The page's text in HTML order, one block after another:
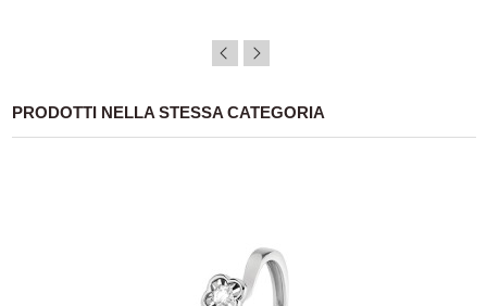
PRODOTTI NELLA STESSA CATEGORIA